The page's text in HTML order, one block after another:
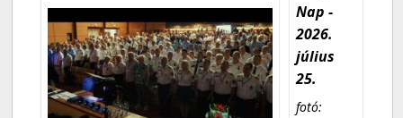
Nap -
2026.
július
25.
fotó: